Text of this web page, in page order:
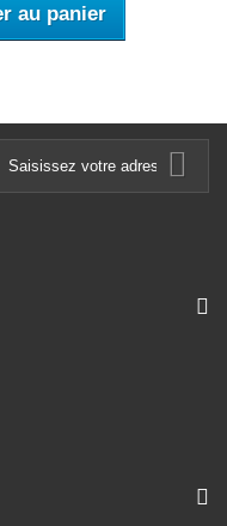
au panier